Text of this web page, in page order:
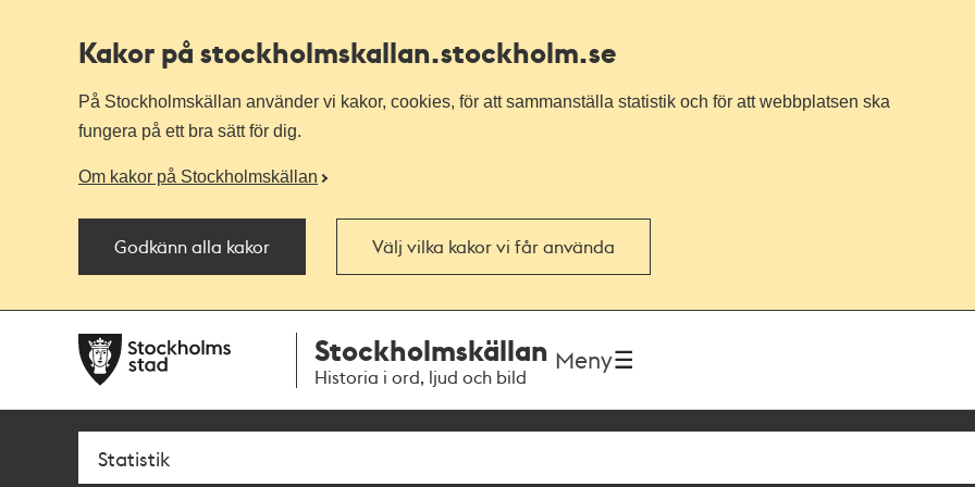
Kakor på stockholmskallan.stockholm.se
På Stockholmskällan använder vi kakor, cookies, för att sammanställa statistik och för att webbplatsen ska
fungera på ett bra sätt för dig.
Om kakor på Stockholmskällan
Godkänn alla kakor Välj vilka kakor vi får använda
navigationen
huvudinnehållet
Stockholmskällan
Historia i ord, ljud och bild
Meny
Sök